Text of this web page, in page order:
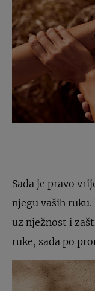
Sada je pravo
njegu vaših
uz nježnost i
ruke, sada po